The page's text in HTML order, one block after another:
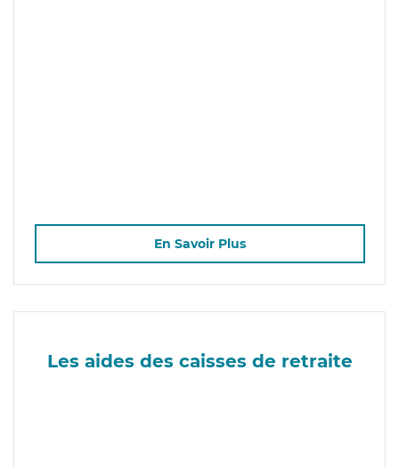
En Savoir Plus
Les aides des caisses de retraite